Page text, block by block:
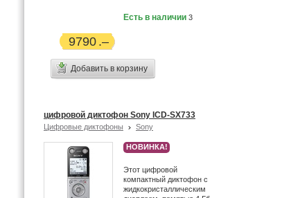
Есть в наличии 3
9790
Добавить в корзину
цифровой диктофон Sony ICD-SX733
Цифровые диктофоны Sony
НОВИНКА!
Этот цифровой
компактный диктофон с
жидкокристаллическим